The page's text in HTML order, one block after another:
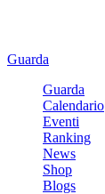
Guarda
Guarda
Calendario
Eventi
Ranking
News
Shop
Blogs